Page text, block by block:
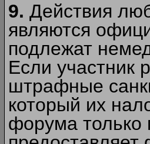
9. Действия
являются
подлежат
Если участник
штрафные
который их
форума только